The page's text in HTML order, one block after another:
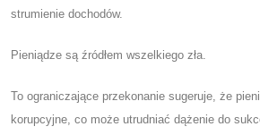
strumienie dochodów.
Pieniądze są źródłem wszelkiego zła.
To ograniczające przekonanie sugeruje, że
korupcyjne, co może utrudniać dążenie do